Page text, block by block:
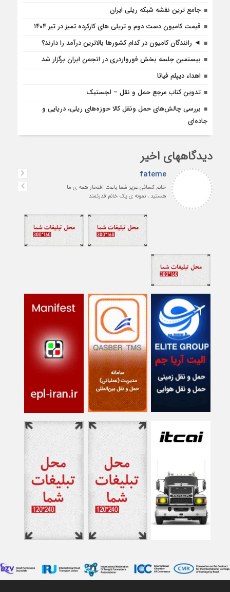
جامع ترین نقشه شبکه ریلی ایران
قیمت کامیون دست دوم و تریلی‌ های کارکرده تمیز در تیر ۱۴۰۴
◄ رانندگان کامیون در کدام کشورها بالاترین درآمد را دارند؟
بیستمین جلسه بخش فورواردری در انجمن ایران برگزار شد
اهداء دیپلم فیاتا
تدوین کتاب مرجع حمل و نقل – لجستیک
بررسی چالش‌های حمل ونقل کالا حوزه‌های ریلی، دریایی و
جاده‌ای
دیدگاههای اخیر
fateme
خانم کسائی عزیز شما باعث افتخار همه ی ما
هستید ، نمونه ی یک خانم قدرتمند